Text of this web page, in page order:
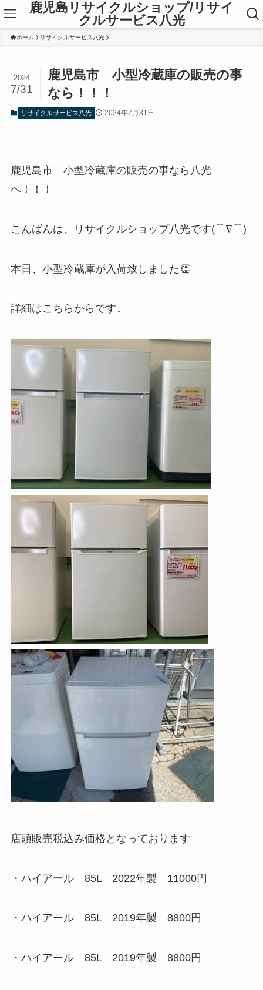
鹿児島リサイクルショップ/リサイ
クルサービス八光
ホーム リサイクルサービス八光
鹿児島市 小型冷蔵庫の販売の事
なら！！！
2024
7/31
リサイクルサービス八光 2024年7月31日
鹿児島市 小型冷蔵庫の販売の事なら八光
へ！！！
こんばんは、リサイクルショップ八光です(⌒∇⌒)
本日、小型冷蔵庫が入荷致しました👏
詳細はこちらからです↓
店頭販売税込み価格となっております
・ハイアール 85L 2022年製 11000円
・ハイアール 85L 2019年製 8800円
・ハイアール 85L 2019年製 8800円